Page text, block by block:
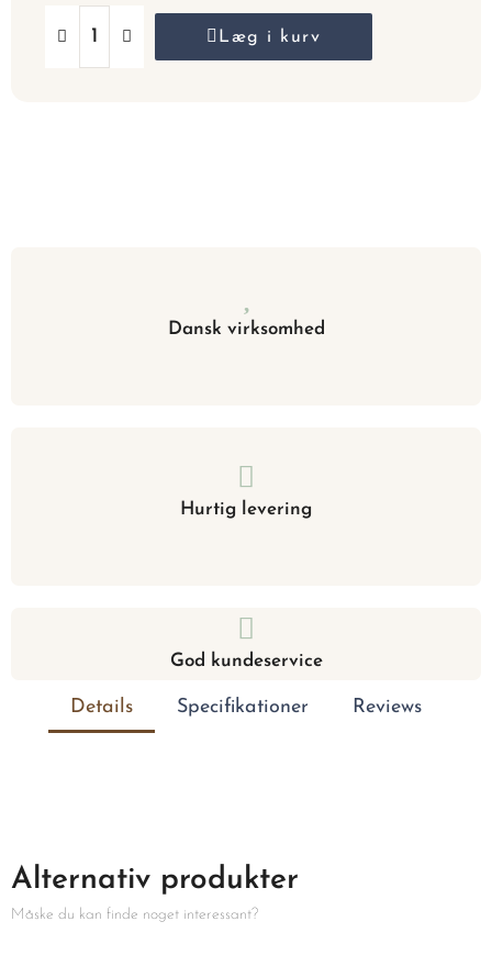
Læg i kurv
Dansk virksomhed
Hurtig levering
God kundeservice
Details Specifikationer Reviews
Alternativ produkter
Måske du kan finde noget interessant?